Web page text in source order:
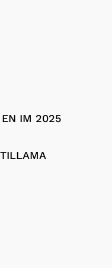
EN IM 2025